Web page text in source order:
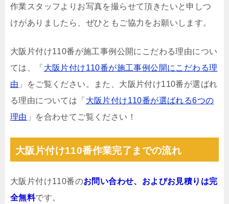
作業スタッフよりお写真を撮らせて頂きたいと申しつ
けがありましたら、ぜひともご協力をお願いします。
大阪片付け110番が施工事例公開にこだわる理由につい
ては、「 大阪片付け110番が施工事例公開にこだわる理
由 」をご覧ください。また、大阪片付け110番が選ばれ
る理由については「 大阪片付け110番が選ばれる6つの
理由 」を合わせてご覧ください！
大阪片付け110番作業完了までの流れ
大阪片付け110番のお問い合わせ、およびお見積りは完
全無料です。